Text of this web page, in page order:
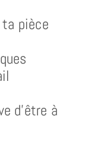
pièce
d’être à